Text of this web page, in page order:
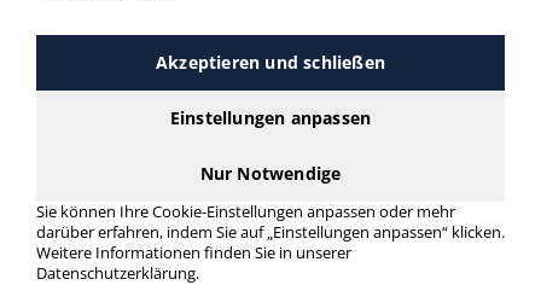
Häufig gesucht
Luftpolsterfolie
Füllmaterial
100cm
Akzeptieren und schließen
Einstellungen anpassen
Nur Notwendige
Sie können Ihre Cookie-Einstellungen anpassen oder mehr
darüber erfahren, indem Sie auf „Einstellungen anpassen“ klicken.
Weitere Informationen finden Sie in unserer
Datenschutzerklärung.